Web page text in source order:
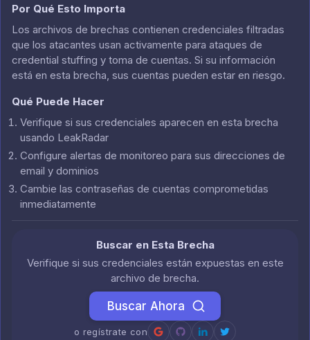
Por Qué Esto Importa
Los archivos de brechas contienen credenciales filtradas
que los atacantes usan activamente para ataques de
credential stuffing y toma de cuentas. Si su información
está en esta brecha, sus cuentas pueden estar en riesgo.
Qué Puede Hacer
Verifique si sus credenciales aparecen en esta brecha
usando LeakRadar
Configure alertas de monitoreo para sus direcciones de
email y dominios
Cambie las contraseñas de cuentas comprometidas
inmediatamente
Buscar en Esta Brecha
Verifique si sus credenciales están expuestas en este
archivo de brecha.
Buscar Ahora
o regístrate con